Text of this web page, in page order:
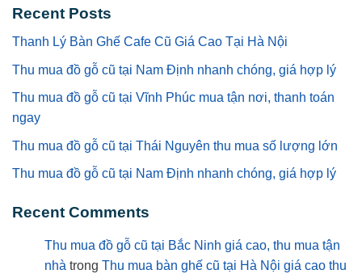
Recent Posts
Thanh Lý Bàn Ghế Cafe Cũ Giá Cao Tại Hà Nội
Thu mua đồ gỗ cũ tại Nam Định nhanh chóng, giá hợp lý
Thu mua đồ gỗ cũ tại Vĩnh Phúc mua tận nơi, thanh toán
ngay
Thu mua đồ gỗ cũ tại Thái Nguyên thu mua số lượng lớn
Thu mua đồ gỗ cũ tại Nam Định nhanh chóng, giá hợp lý
Recent Comments
Thu mua đồ gỗ cũ tại Bắc Ninh giá cao, thu mua tận
nhà trong Thu mua bàn ghế cũ tại Hà Nội giá cao thu